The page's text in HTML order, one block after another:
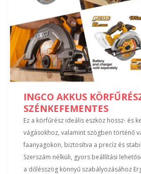
fűrészlap gyors és pontos vágáshoz
gérvágás Kompakt, ergonomikus
szerelési munkákhoz Technikai adatok
Feszültség 20 V Üresjárati fordulatszám
Fűrészlap átmérő 165 mm (6-1/2") Vágási
mm 90°: 55 mm Állítható vágásmélység
igen Tartozékok: 1 db 165 mm-es
töltő külön kapható Csomagolás: színes
INGCO AKKUS
SZÉNKEFEMENTES
Ez a körfűrész ideális eszköz hossz- és
vágásokhoz, valamint szögben történő
faanyagokon, biztosítva a precíz és
Szerszám nélküli, gyors beállítási
a dőlésszög könnyű szabályozásához